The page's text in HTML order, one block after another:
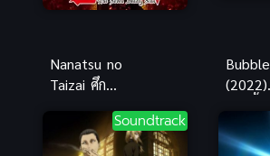
Nanatsu no
Taizai ศึก
อัศวิน ภาค 1
Bubble
(2022)
ไทย
Soundtrack